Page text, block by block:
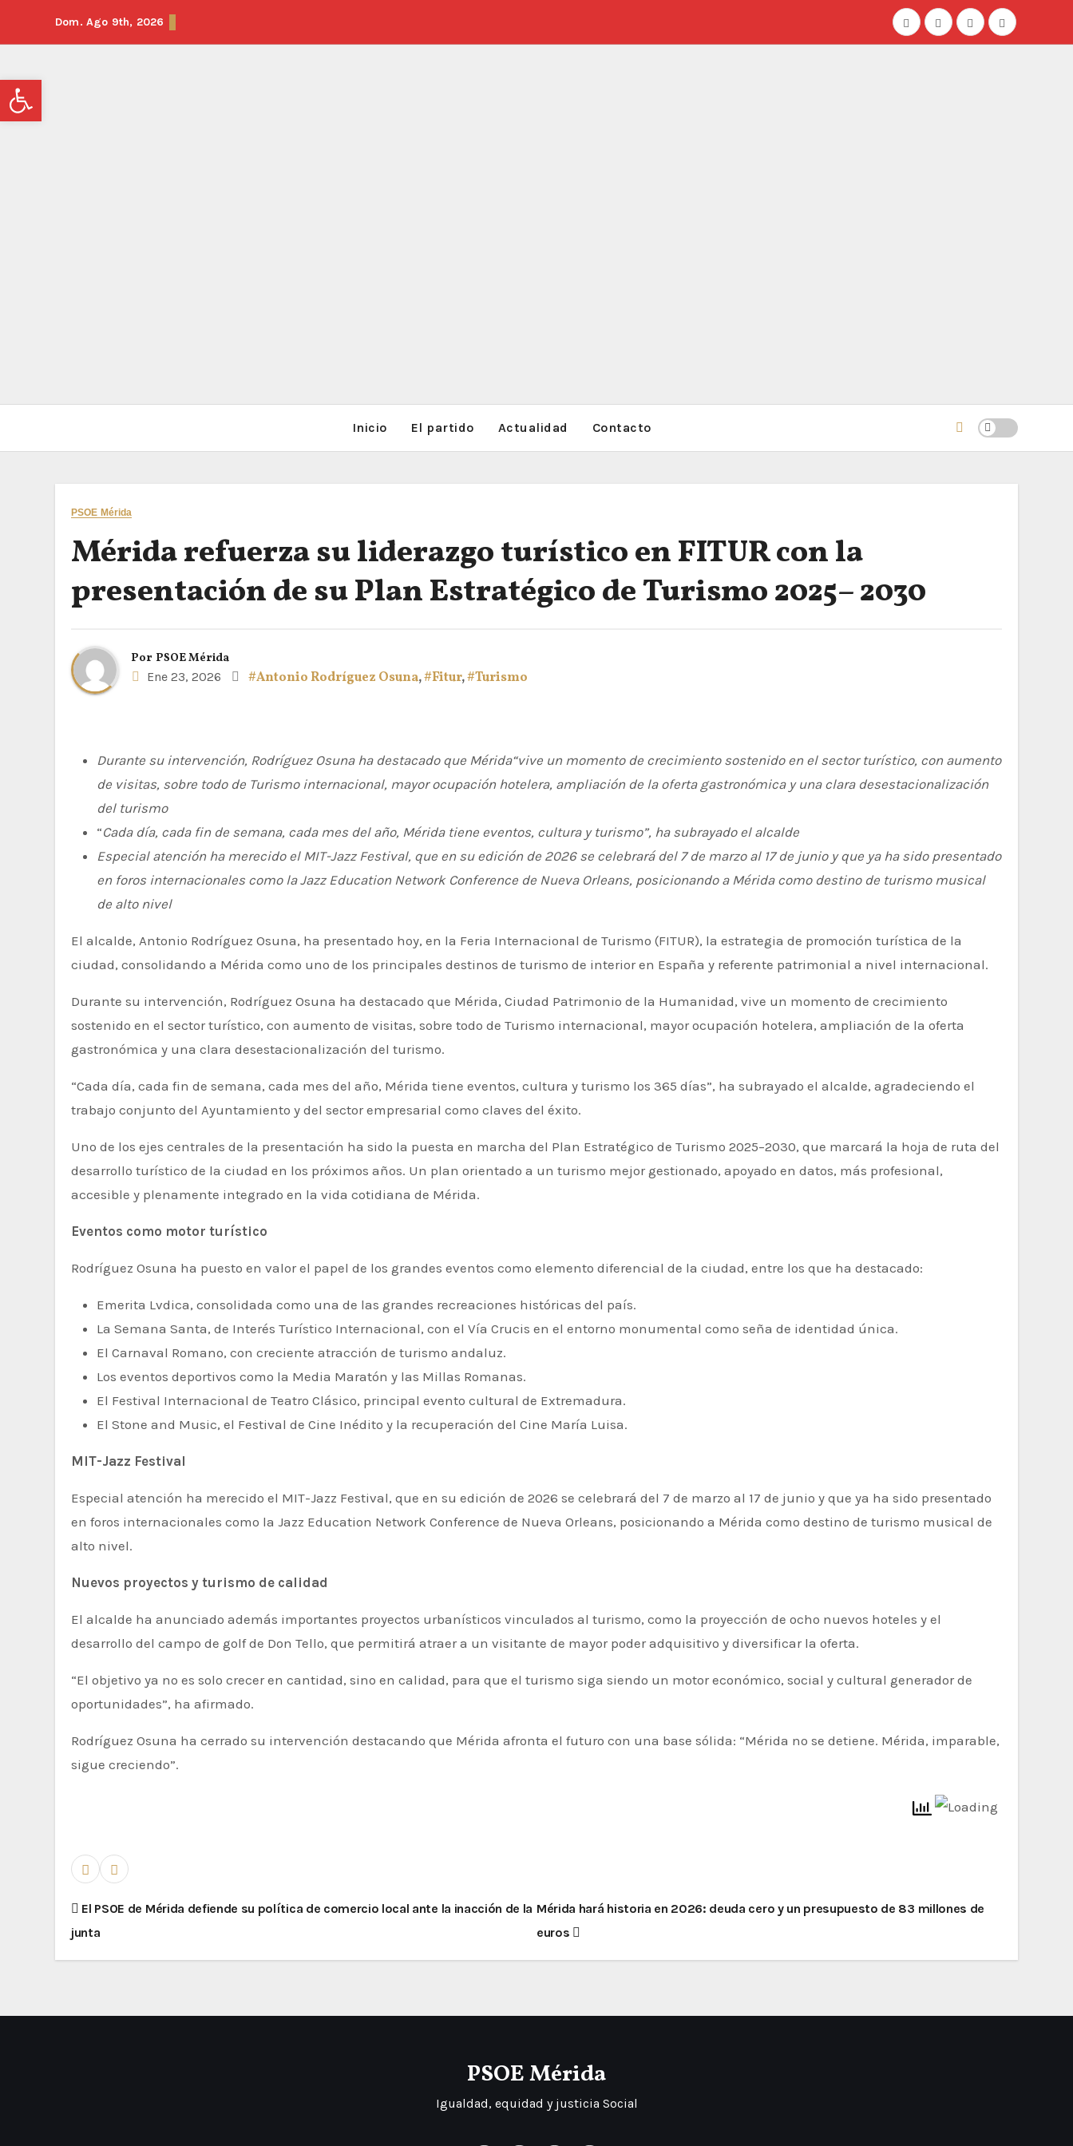
Dom. Ago 9th, 2026
Inicio El partido Actualidad Contacto
PSOE Mérida
Mérida refuerza su liderazgo turístico en FITUR con la
presentación de su Plan Estratégico de Turismo 2025– 2030
Por PSOE Mérida
Ene 23, 2026
#Antonio Rodríguez Osuna,#Fitur,#Turismo
Durante su intervención, Rodríguez Osuna ha destacado que Mérida“vive un momento de crecimiento sostenido en el sector turístico, con aumento
de visitas, sobre todo de Turismo internacional, mayor ocupación hotelera, ampliación de la oferta gastronómica y una clara desestacionalización
del turismo
“Cada día, cada fin de semana, cada mes del año, Mérida tiene eventos, cultura y turismo”, ha subrayado el alcalde
Especial atención ha merecido el MIT-Jazz Festival, que en su edición de 2026 se celebrará del 7 de marzo al 17 de junio y que ya ha sido presentado
en foros internacionales como la Jazz Education Network Conference de Nueva Orleans, posicionando a Mérida como destino de turismo musical
de alto nivel
El alcalde, Antonio Rodríguez Osuna, ha presentado hoy, en la Feria Internacional de Turismo (FITUR), la estrategia de promoción turística de la
ciudad, consolidando a Mérida como uno de los principales destinos de turismo de interior en España y referente patrimonial a nivel internacional.
Durante su intervención, Rodríguez Osuna ha destacado que Mérida, Ciudad Patrimonio de la Humanidad, vive un momento de crecimiento
sostenido en el sector turístico, con aumento de visitas, sobre todo de Turismo internacional, mayor ocupación hotelera, ampliación de la oferta
gastronómica y una clara desestacionalización del turismo.
“Cada día, cada fin de semana, cada mes del año, Mérida tiene eventos, cultura y turismo los 365 días”, ha subrayado el alcalde, agradeciendo el
trabajo conjunto del Ayuntamiento y del sector empresarial como claves del éxito.
Uno de los ejes centrales de la presentación ha sido la puesta en marcha del Plan Estratégico de Turismo 2025–2030, que marcará la hoja de ruta del
desarrollo turístico de la ciudad en los próximos años. Un plan orientado a un turismo mejor gestionado, apoyado en datos, más profesional,
accesible y plenamente integrado en la vida cotidiana de Mérida.
Eventos como motor turístico
Rodríguez Osuna ha puesto en valor el papel de los grandes eventos como elemento diferencial de la ciudad, entre los que ha destacado:
Emerita Lvdica, consolidada como una de las grandes recreaciones históricas del país.
La Semana Santa, de Interés Turístico Internacional, con el Vía Crucis en el entorno monumental como seña de identidad única.
El Carnaval Romano, con creciente atracción de turismo andaluz.
Los eventos deportivos como la Media Maratón y las Millas Romanas.
El Festival Internacional de Teatro Clásico, principal evento cultural de Extremadura.
El Stone and Music, el Festival de Cine Inédito y la recuperación del Cine María Luisa.
MIT-Jazz Festival
Especial atención ha merecido el MIT-Jazz Festival, que en su edición de 2026 se celebrará del 7 de marzo al 17 de junio y que ya ha sido presentado
en foros internacionales como la Jazz Education Network Conference de Nueva Orleans, posicionando a Mérida como destino de turismo musical de
alto nivel.
Nuevos proyectos y turismo de calidad
El alcalde ha anunciado además importantes proyectos urbanísticos vinculados al turismo, como la proyección de ocho nuevos hoteles y el
desarrollo del campo de golf de Don Tello, que permitirá atraer a un visitante de mayor poder adquisitivo y diversificar la oferta.
“El objetivo ya no es solo crecer en cantidad, sino en calidad, para que el turismo siga siendo un motor económico, social y cultural generador de
oportunidades”, ha afirmado.
Rodríguez Osuna ha cerrado su intervención destacando que Mérida afronta el futuro con una base sólida: “Mérida no se detiene. Mérida, imparable,
sigue creciendo”.
El PSOE de Mérida defiende su política de comercio local ante la inacción de la
junta
Mérida hará historia en 2026: deuda cero y un presupuesto de 83 millones de
euros
PSOE Mérida
Igualdad, equidad y justicia Social
Abrir barra de herramientas